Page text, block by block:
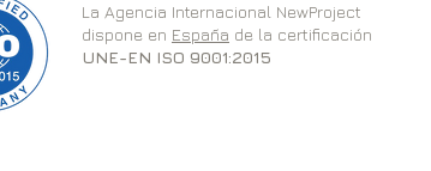
La Agencia Internacional NewProject
dispone en España de la certificación
UNE-EN ISO 9001:2015